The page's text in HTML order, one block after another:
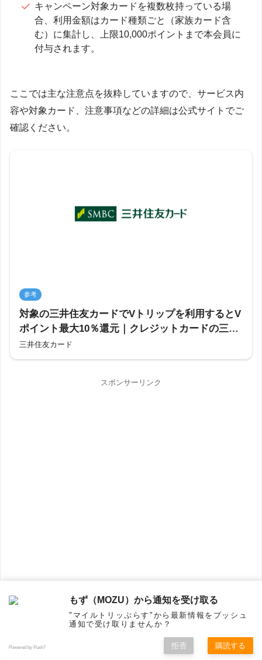
キャンペーン対象カードを複数枚持っている場
合、利用金額はカード種類ごと（家族カード含
む）に集計し、上限10,000ポイントまで本会員に
付与されます。
ここでは主な注意点を抜粋していますので、サービス内
容や対象カード、注意事項などの詳細は公式サイトでご
確認ください。
参考
対象の三井住友カードでVトリップを利用するとV
ポイント最大10％還元｜クレジットカードの三井
住友カード
三井住友カード
スポンサーリンク
ホーム メニュー トップ
もず（MOZU）から通知を受け取る
"マイルトリッぷらす"から最新情報をプッシュ
通知で受け取りませんか？
Powered by Push7 拒否 購読する